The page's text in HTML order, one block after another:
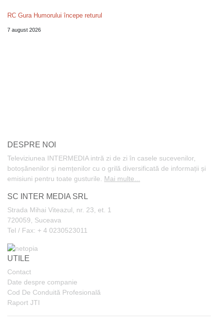
RC Gura Humorului începe returul
7 august 2026
DESPRE NOI
Televiziunea INTERMEDIA intră zi de zi în casele sucevenilor,
botoșănenilor și nemțenilor cu o grilă diversificată de informații și
emisiuni pentru toate gusturile. Mai multe...
SC INTER MEDIA SRL
Strada Mihai Viteazul, nr. 23, et. 1
720059, Suceava
Tel / Fax: + 4 0230523011
UTILE
Contact
Date despre companie
Cod De Conduită Profesională
Raport JTI